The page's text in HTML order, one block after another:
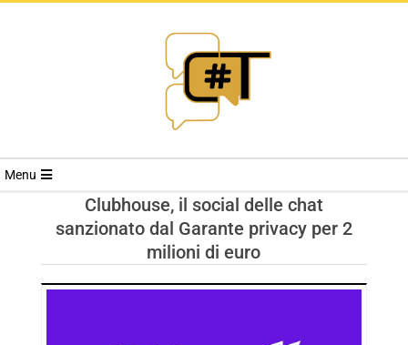
RIVISTA
TRENDS
Menu
Clubhouse, il social delle chat
sanzionato dal Garante privacy per 2
milioni di euro